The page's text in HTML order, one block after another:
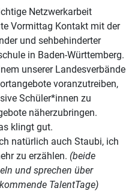
Netzwerkarbeit
Vormittag Kontakt mit der
und sehbehinderter
in Baden-Württemberg.
unserer Landesverbände
voranzutreiben,
Schüler*innen zu
näherzubringen.
klingt gut.
natürlich auch Staubi, ich
zu erzählen. (beide
und sprechen über
TalentTage)